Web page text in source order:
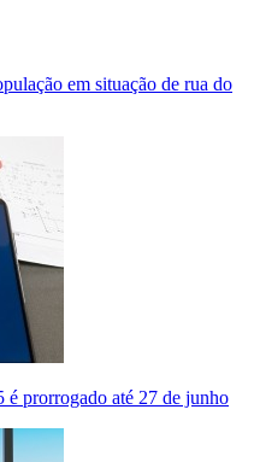
em situação de rua do
é prorrogado até 27 de junho